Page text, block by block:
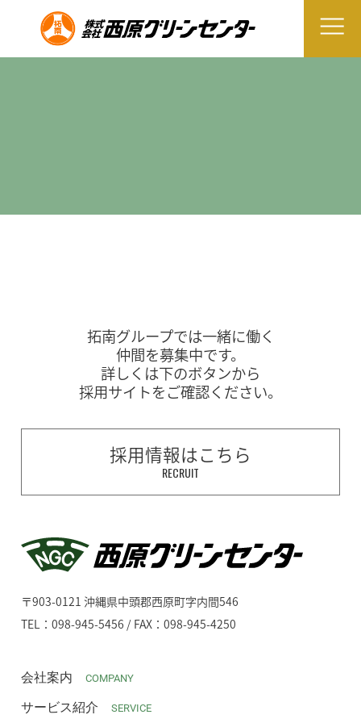
拓南グループでは一緒に働く
仲間を募集中です。
詳しくは下のボタンから
採用サイトをご確認ください。
採用情報はこちら
RECRUIT
〒903-0121 沖縄県中頭郡西原町字内間546
TEL：098-945-5456 / FAX：098-945-4250
会社案内 COMPANY
サービス紹介 SERVICE